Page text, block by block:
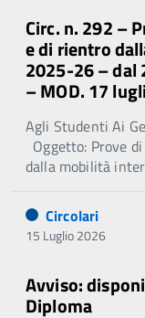
Circ. n. 292 –
e di rientro
2025-26 – dal
– MOD. 17
Agli Studenti Ai
Oggetto: Prove
dalla mobilità
Circolari
15 Luglio 2026
Avviso:
Diploma